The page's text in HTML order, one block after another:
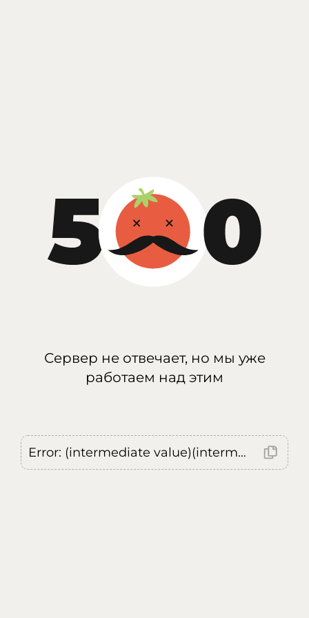
Сервер не отвечает, но мы уже
работаем над этим
Error: (intermediate value)(intermediate value)(intermediate value).replaceAll is not a function